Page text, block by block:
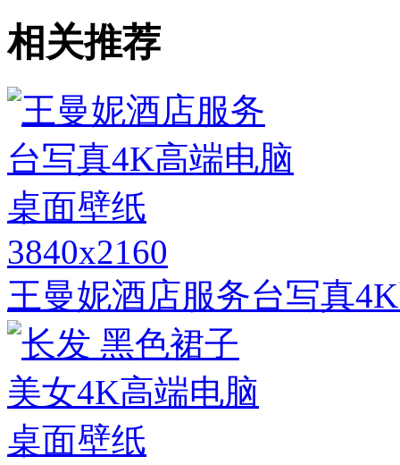
相关推荐
3840x2160
王曼妮酒店服务台写真